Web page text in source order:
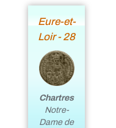
Eure-et-
Loir - 28
Chartres
Notre-
Dame de